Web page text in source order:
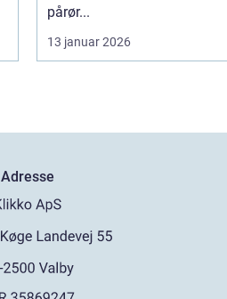
pårør...
13 januar 2026
Adresse